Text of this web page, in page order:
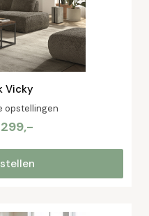
Vicky
opstellingen